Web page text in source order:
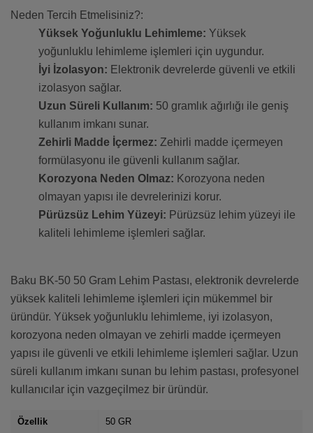
Neden Tercih Etmelisiniz?:
Yüksek Yoğunluklu Lehimleme: Yüksek
yoğunluklu lehimleme işlemleri için uygundur.
İyi İzolasyon: Elektronik devrelerde güvenli ve etkili
izolasyon sağlar.
Uzun Süreli Kullanım: 50 gramlık ağırlığı ile geniş
kullanım imkanı sunar.
Zehirli Madde İçermez: Zehirli madde içermeyen
formülasyonu ile güvenli kullanım sağlar.
Korozyona Neden Olmaz: Korozyona neden
olmayan yapısı ile devrelerinizi korur.
Pürüzsüz Lehim Yüzeyi: Pürüzsüz lehim yüzeyi ile
kaliteli lehimleme işlemleri sağlar.
Baku BK-50 50 Gram Lehim Pastası, elektronik devrelerde
yüksek kaliteli lehimleme işlemleri için mükemmel bir
üründür. Yüksek yoğunluklu lehimleme, iyi izolasyon,
korozyona neden olmayan ve zehirli madde içermeyen
yapısı ile güvenli ve etkili lehimleme işlemleri sağlar. Uzun
süreli kullanım imkanı sunan bu lehim pastası, profesyonel
kullanıcılar için vazgeçilmez bir üründür.
Özellik 50 GR